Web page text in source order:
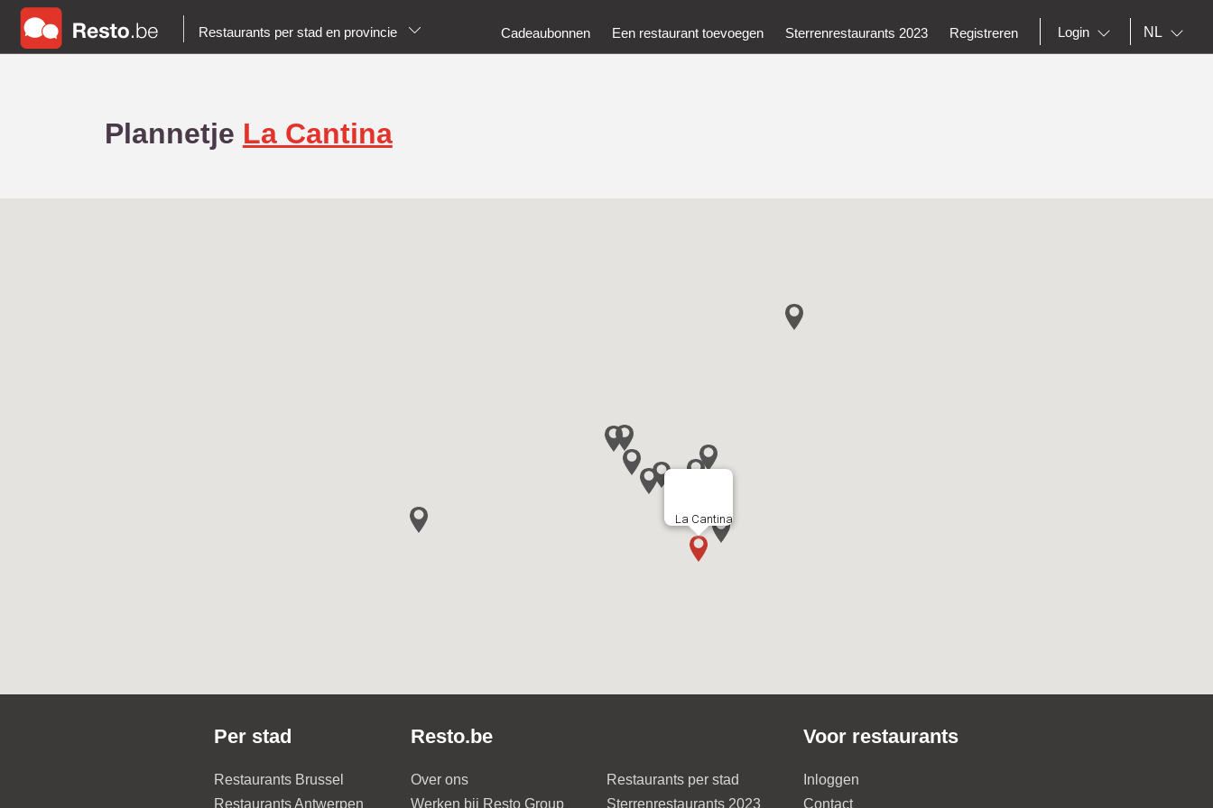
Restaurants per stad en provincie Cadeaubonnen Een restaurant toevoegen Sterrenrestaurants 2023 Registreren Login NL
Plannetje La Cantina
La Cantina
Per stad
Restaurants Brussel
Restaurants Antwerpen
Resto.be
Over ons
Werken bij Resto Group
Restaurants per stad
Sterrenrestaurants 2023
Voor restaurants
Inloggen
Contact